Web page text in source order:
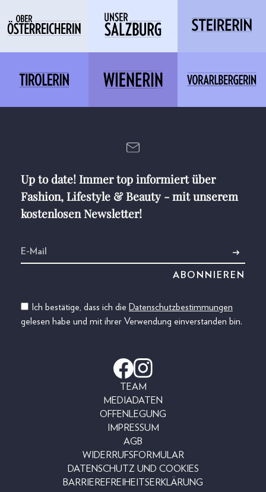
Up to date! Immer top informiert über
Fashion, Lifestyle & Beauty - mit unserem
kostenlosen Newsletter!
Ich bestätige, dass ich die Datenschutzbestimmungen
gelesen habe und mit ihrer Verwendung einverstanden bin.
TEAM
MEDIADATEN
OFFENLEGUNG
IMPRESSUM
AGB
WIDERRUFSFORMULAR
DATENSCHUTZ UND COOKIES
BARRIEREFREIHEITSERKLÄRUNG